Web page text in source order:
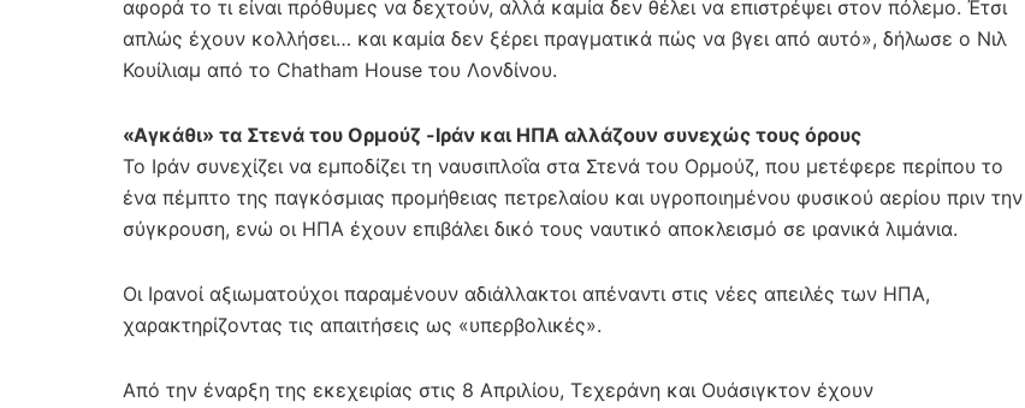
αφορά το τι είναι πρόθυμες να δεχτούν, αλλά καμία δεν θέλει να επιστρέψει στον πόλεμο. Έτσι
απλώς έχουν κολλήσει… και καμία δεν ξέρει πραγματικά πώς να βγει από αυτό», δήλωσε ο Νιλ
Κουίλιαμ από το Chatham House του Λονδίνου.
«Αγκάθι» τα Στενά του Ορμούζ -Ιράν και ΗΠΑ αλλάζουν συνεχώς τους όρους
Το Ιράν συνεχίζει να εμποδίζει τη ναυσιπλοΐα στα Στενά του Ορμούζ, που μετέφερε περίπου το
ένα πέμπτο της παγκόσμιας προμήθειας πετρελαίου και υγροποιημένου φυσικού αερίου πριν την
σύγκρουση, ενώ οι ΗΠΑ έχουν επιβάλει δικό τους ναυτικό αποκλεισμό σε ιρανικά λιμάνια.
Οι Ιρανοί αξιωματούχοι παραμένουν αδιάλλακτοι απέναντι στις νέες απειλές των ΗΠΑ,
χαρακτηρίζοντας τις απαιτήσεις ως «υπερβολικές».
Από την έναρξη της εκεχειρίας στις 8 Απριλίου, Τεχεράνη και Ουάσιγκτον έχουν